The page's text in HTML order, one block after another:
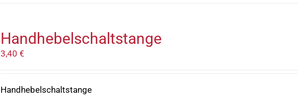
Handhebelschaltstange
3,40 €
Handhebelschaltstange